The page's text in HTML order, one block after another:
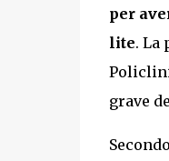
per
lite. La
grave